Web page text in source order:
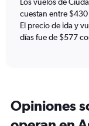
1
Y
axis
displaying
to
45.
cuestan entre
El precio de ida y
días fue de $577
Opiniones